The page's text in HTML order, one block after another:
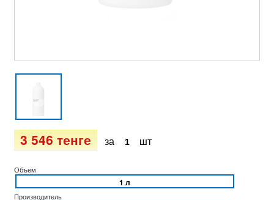
3 546 тенге за шт
Объем
1 л
Производитель